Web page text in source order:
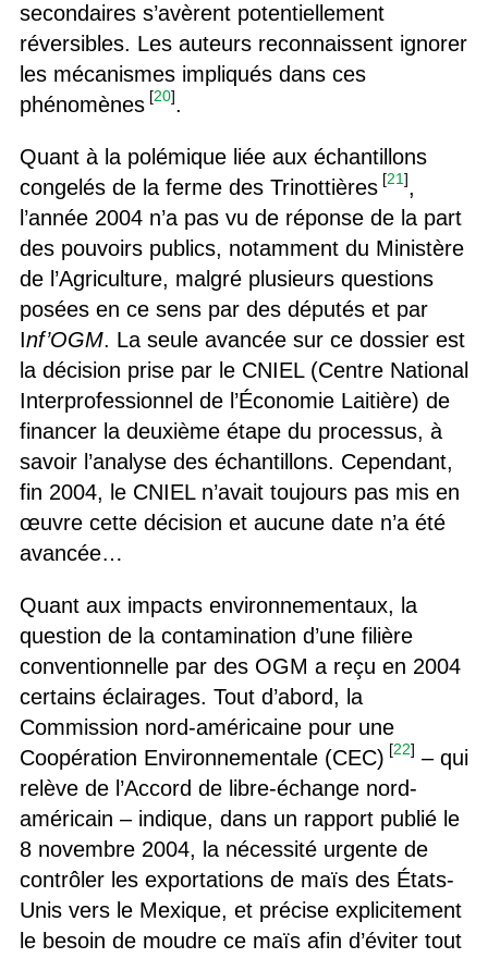
secondaires s’avèrent potentiellement
réversibles. Les auteurs reconnaissent ignorer
les mécanismes impliqués dans ces
phénomènes [20].
Quant à la polémique liée aux échantillons
congelés de la ferme des Trinottières [21],
l’année 2004 n’a pas vu de réponse de la part
des pouvoirs publics, notamment du Ministère
de l’Agriculture, malgré plusieurs questions
posées en ce sens par des députés et par
Inf’OGM. La seule avancée sur ce dossier est
la décision prise par le CNIEL (Centre National
Interprofessionnel de l’Économie Laitière) de
financer la deuxième étape du processus, à
savoir l’analyse des échantillons. Cependant,
fin 2004, le CNIEL n’avait toujours pas mis en
œuvre cette décision et aucune date n’a été
avancée…
Quant aux impacts environnementaux, la
question de la contamination d’une filière
conventionnelle par des OGM a reçu en 2004
certains éclairages. Tout d’abord, la
Commission nord-américaine pour une
Coopération Environnementale (CEC) [22] – qui
relève de l’Accord de libre-échange nord-
américain – indique, dans un rapport publié le
8 novembre 2004, la nécessité urgente de
contrôler les exportations de maïs des États-
Unis vers le Mexique, et précise explicitement
le besoin de moudre ce maïs afin d’éviter tout